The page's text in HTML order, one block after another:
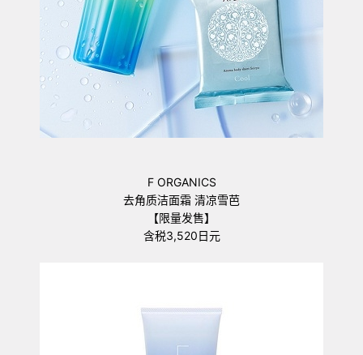
F ORGANICS
去角质洁面霜 清凉雪芭
【限量发售】
含税3,520日元